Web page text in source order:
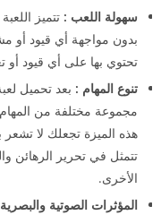
سهولة اللعب : تتميز
بدون مواجهة أي قيود أو
تحتوي بها على أي قيود أو
تنوع المهام :
مجموعة مختلفة من المهام
هذه الميزة تجعلك لا
تتمثل في تحرير الرهائن
الأخرى.
المؤثرات الصوتية